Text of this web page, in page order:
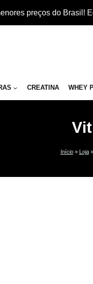
preços do Brasil!
CREATINA WHEY
Início» Loja»